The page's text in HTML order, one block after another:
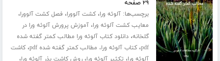
۲۹ صفحه
برچسب‌ها:آلوئه ورا،کشت آلوورا، فصل کشت آلوورا،
معایب کشت آلوئه ورا،آموزش پرورش آلوئه ورا در
گلخانه،دانلود کتاب آلوئه ورا مطالب کمتر گفته شده
pdf،کتاب آلوئه ورا، مطالب کمتر گفته شده pdf ،کاشت
آلوئه ورا، تکثیر آلوئه ورا،روش کاشت بذر آلوئه ورا،